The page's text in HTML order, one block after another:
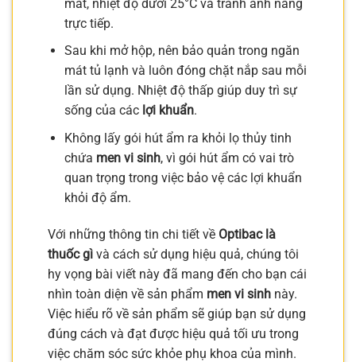
mát, nhiệt độ dưới 25°C và tránh ánh nắng
trực tiếp.
Sau khi mở hộp, nên bảo quản trong ngăn
mát tủ lạnh và luôn đóng chặt nắp sau mỗi
lần sử dụng. Nhiệt độ thấp giúp duy trì sự
sống của các lợi khuẩn.
Không lấy gói hút ẩm ra khỏi lọ thủy tinh
chứa men vi sinh, vì gói hút ẩm có vai trò
quan trọng trong việc bảo vệ các lợi khuẩn
khỏi độ ẩm.
Với những thông tin chi tiết về Optibac là
thuốc gì và cách sử dụng hiệu quả, chúng tôi
hy vọng bài viết này đã mang đến cho bạn cái
nhìn toàn diện về sản phẩm men vi sinh này.
Việc hiểu rõ về sản phẩm sẽ giúp bạn sử dụng
đúng cách và đạt được hiệu quả tối ưu trong
việc chăm sóc sức khỏe phụ khoa của mình.